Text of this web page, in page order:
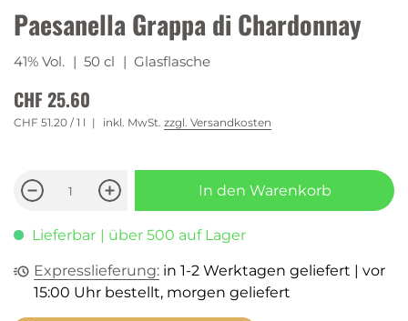
Paesanella Grappa di Chardonnay
41% Vol. | 50 cl | Glasflasche
CHF 25.60
CHF 51.20 / 1 l inkl. MwSt. zzgl. Versandkosten
In den Warenkorb
Lieferbar | über 500 auf Lager
Expresslieferung: in 1-2 Werktagen geliefert | vor
15:00 Uhr bestellt, morgen geliefert